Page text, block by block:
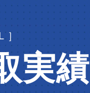
］
実績